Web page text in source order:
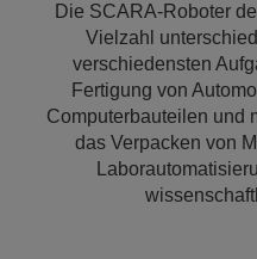
Die SCARA-Roboter
Vielzahl
verschiedensten
Fertigung von
Computerbauteilen und
das Verpacken von